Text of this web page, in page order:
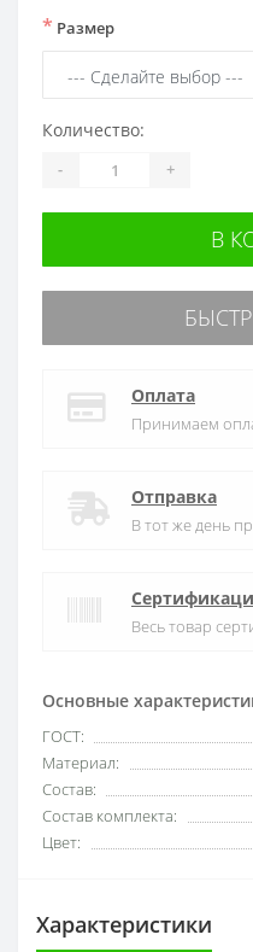
Основные
ГОСТ:
Материал:
Состав:
Состав комплекта:
Цвет:
* Размер
Количество:
- +
В
Оплата
Принимаем
Отправка
В тот же день
Весь товар
Характеристики